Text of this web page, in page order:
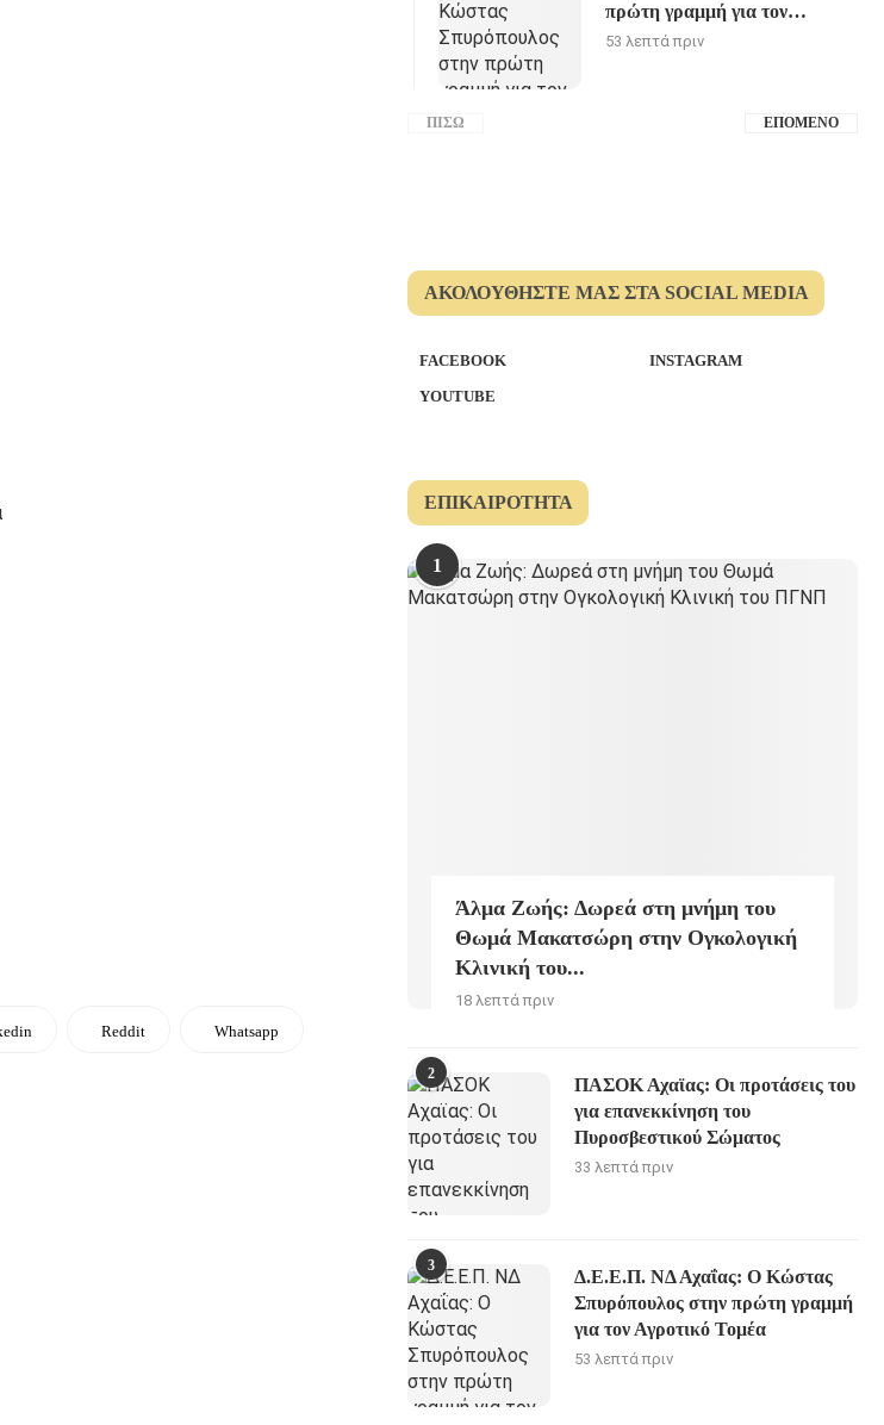
Reddit Whatsapp
πρώτη γραμμή για τον
Αγροτικό Τομέα
53 λεπτά πριν
ΠΊΣΩ ΕΠΌΜΕΝΟ
ΑΚΟΛΟΥΘΉΣΤΕ ΜΑΣ ΣΤΑ SOCIAL MEDIA
FACEBOOK
INSTAGRAM
YOUTUBE
ΕΠΙΚΑΙΡΌΤΗΤΑ
1
Άλμα Ζωής: Δωρεά στη μνήμη του
Θωμά Μακατσώρη στην Ογκολογική
Κλινική του...
18 λεπτά πριν
2
ΠΑΣΟΚ Αχαϊας: Οι προτάσεις του
για επανεκκίνηση του
Πυροσβεστικού Σώματος
33 λεπτά πριν
3
Δ.Ε.Ε.Π. ΝΔ Αχαΐας: Ο Κώστας
Σπυρόπουλος στην πρώτη γραμμή
για τον Αγροτικό Τομέα
53 λεπτά πριν